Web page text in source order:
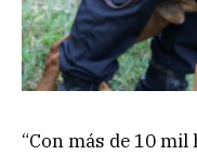
“Con más de 10